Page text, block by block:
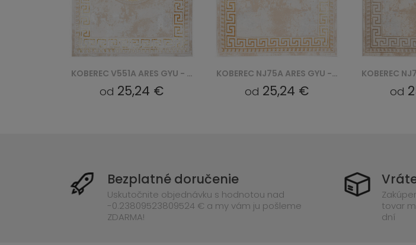
KOBEREC NJ75A ARES GYU - ZŁOTY
od 25,24 €
KOBEREC NJ75A ARES GYU - BEŻOWY
od 25,24 € od
Bezplatné doručenie
Uskutočnite objednávku s hodnotou nad
-0.23809523809524 € a my vám ju pošleme
ZDARMA!
tovar
dní